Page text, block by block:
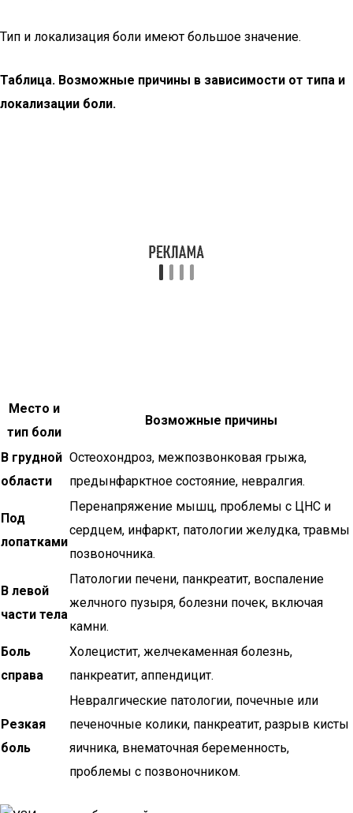
Тип и локализация боли имеют большое значение.
Таблица. Возможные причины в зависимости от типа и
локализации боли.
Место и
тип боли
Возможные причины
В грудной
области
Остеохондроз, межпозвонковая грыжа,
предынфарктное состояние, невралгия.
Под
лопатками
Перенапряжение мышц, проблемы с ЦНС и
сердцем, инфаркт, патологии желудка, травмы
позвоночника.
В левой
части тела
Патологии печени, панкреатит, воспаление
желчного пузыря, болезни почек, включая
камни.
Боль
справа
Холецистит, желчекаменная болезнь,
панкреатит, аппендицит.
Резкая
боль
Невралгические патологии, почечные или
печеночные колики, панкреатит, разрыв кисты
яичника, внематочная беременность,
проблемы с позвоночником.